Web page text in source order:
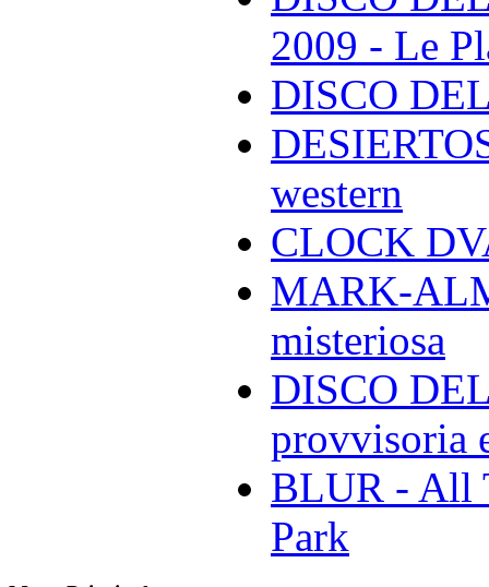
2009 - Le
DISCO
western
CLOCK
MARK-
misteriosa
DISCO
provvisoria
BLUR - All
Park